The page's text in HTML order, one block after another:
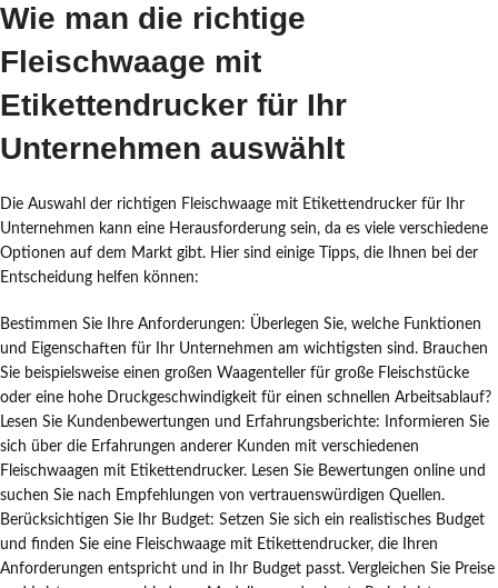
Wie man die richtige
Fleischwaage mit
Etikettendrucker für Ihr
Unternehmen auswählt
Die Auswahl der richtigen Fleischwaage mit Etikettendrucker für Ihr
Unternehmen kann eine Herausforderung sein, da es viele verschiedene
Optionen auf dem Markt gibt. Hier sind einige Tipps, die Ihnen bei der
Entscheidung helfen können:
Bestimmen Sie Ihre Anforderungen: Überlegen Sie, welche Funktionen
und Eigenschaften für Ihr Unternehmen am wichtigsten sind. Brauchen
Sie beispielsweise einen großen Waagenteller für große Fleischstücke
oder eine hohe Druckgeschwindigkeit für einen schnellen Arbeitsablauf?
Lesen Sie Kundenbewertungen und Erfahrungsberichte: Informieren Sie
sich über die Erfahrungen anderer Kunden mit verschiedenen
Fleischwaagen mit Etikettendrucker. Lesen Sie Bewertungen online und
suchen Sie nach Empfehlungen von vertrauenswürdigen Quellen.
Berücksichtigen Sie Ihr Budget: Setzen Sie sich ein realistisches Budget
und finden Sie eine Fleischwaage mit Etikettendrucker, die Ihren
Anforderungen entspricht und in Ihr Budget passt. Vergleichen Sie Preise